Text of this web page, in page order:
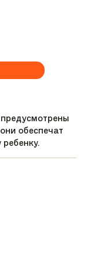
обеспечат